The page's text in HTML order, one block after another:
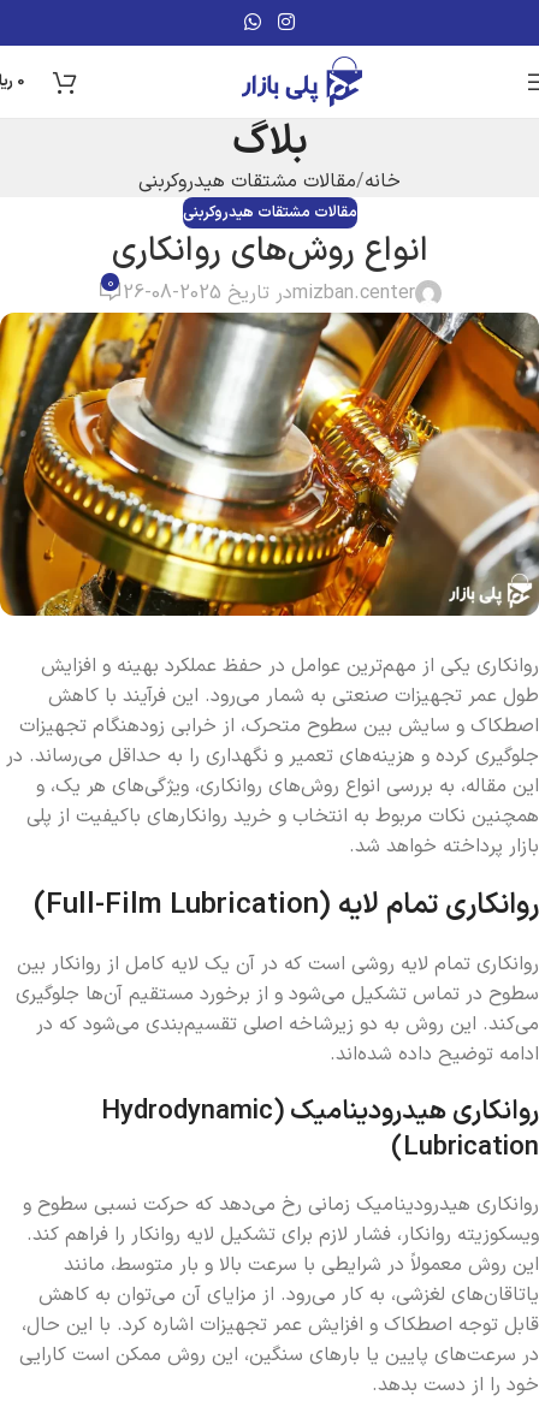
0
بلاگ
خانه مقالات مشتقات هیدروکربنی
مقالات مشتقات هیدروکربنی
انواع روش‌های روانکاری
mizban.centerدر تاریخ 2025-08-26 0
روانکاری یکی از مهم‌ترین عوامل در حفظ عملکرد بهینه و افزایش
طول عمر تجهیزات صنعتی به شمار می‌رود. این فرآیند با کاهش
اصطکاک و سایش بین سطوح متحرک، از خرابی زودهنگام تجهیزات
جلوگیری کرده و هزینه‌های تعمیر و نگهداری را به حداقل می‌رساند. در
این مقاله، به بررسی انواع روش‌های روانکاری، ویژگی‌های هر یک، و
همچنین نکات مربوط به انتخاب و خرید روانکارهای باکیفیت از پلی
بازار پرداخته خواهد شد.
روانکاری تمام لایه (Full-Film Lubrication)
روانکاری تمام لایه روشی است که در آن یک لایه کامل از روانکار بین
سطوح در تماس تشکیل می‌شود و از برخورد مستقیم آن‌ها جلوگیری
می‌کند. این روش به دو زیرشاخه اصلی تقسیم‌بندی می‌شود که در
ادامه توضیح داده شده‌اند.
روانکاری هیدرودینامیک (Hydrodynamic
Lubrication)
روانکاری هیدرودینامیک زمانی رخ می‌دهد که حرکت نسبی سطوح و
ویسکوزیته روانکار، فشار لازم برای تشکیل لایه روانکار را فراهم کند.
این روش معمولاً در شرایطی با سرعت بالا و بار متوسط، مانند
یاتاقان‌های لغزشی، به کار می‌رود. از مزایای آن می‌توان به کاهش
قابل توجه اصطکاک و افزایش عمر تجهیزات اشاره کرد. با این حال،
در سرعت‌های پایین یا بارهای سنگین، این روش ممکن است کارایی
خود را از دست بدهد.